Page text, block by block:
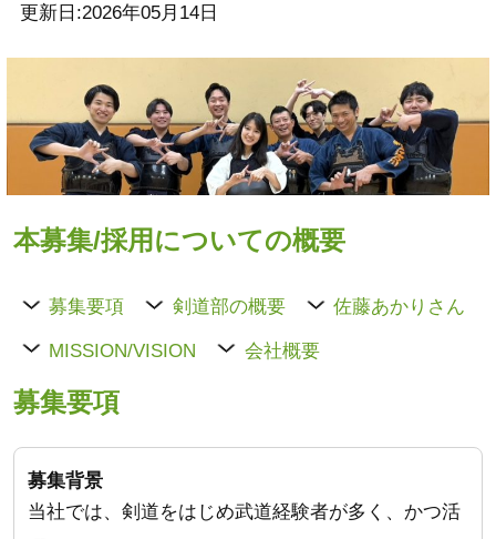
更新日:2026年05月14日
本募集/採用についての概要
募集要項 剣道部の概要 佐藤あかりさん
MISSION/VISION 会社概要
募集要項
募集背景
当社では、剣道をはじめ武道経験者が多く、かつ活